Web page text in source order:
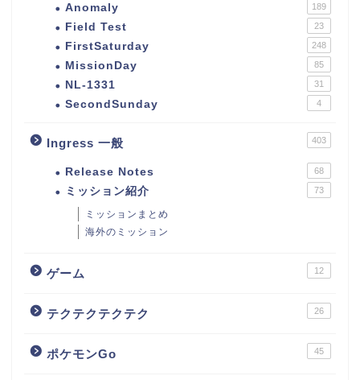
Anomaly 189
Field Test 23
FirstSaturday 248
MissionDay 85
NL-1331 31
SecondSunday 4
Ingress 一般 403
Release Notes 68
ミッション紹介 73
ミッションまとめ
海外のミッション
ゲーム 12
テクテクテクテク 26
ポケモンGo 45